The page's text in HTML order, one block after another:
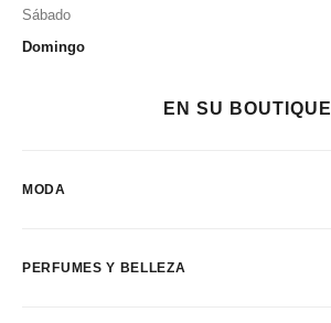
Sábado
Domingo
EN SU BOUTIQUE
MODA
PERFUMES Y BELLEZA